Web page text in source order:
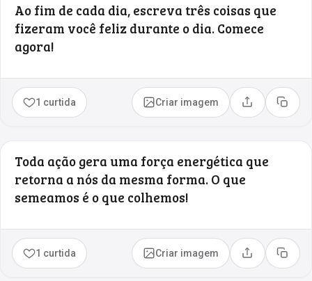
Ao fim de cada dia, escreva três coisas que
fizeram você feliz durante o dia. Comece
agora!
1 curtida Criar imagem Compartilhar
Copiar
Toda ação gera uma força energética que
retorna a nós da mesma forma. O que
semeamos é o que colhemos!
1 curtida Criar imagem Compartilhar
Copiar